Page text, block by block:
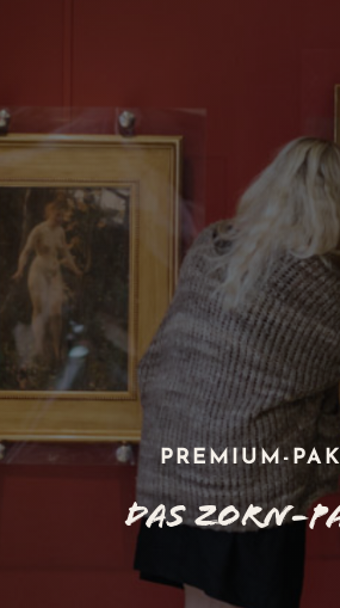
Kontakt
Events
Kunst
Das Hotel
PREMIUM-
Das Zorn-